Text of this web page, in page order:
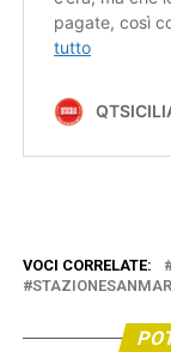
VOCI CORRELATE: